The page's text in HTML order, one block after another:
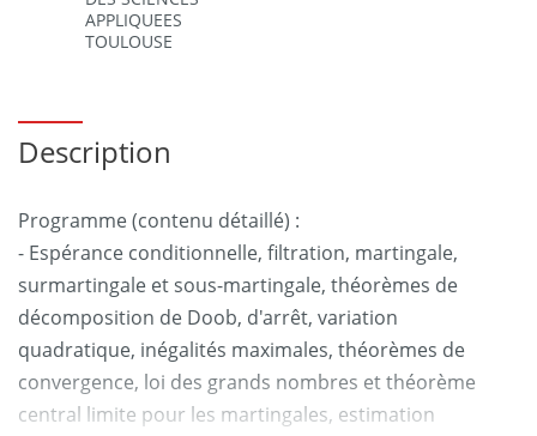
APPLIQUEES
TOULOUSE
Description
Programme (contenu détaillé) :
- Espérance conditionnelle, filtration, martingale,
surmartingale et sous-martingale, théorèmes de
décomposition de Doob, d'arrêt, variation
quadratique, inégalités maximales, théorèmes de
convergence, loi des grands nombres et théorème
central limite pour les martingales, estimation